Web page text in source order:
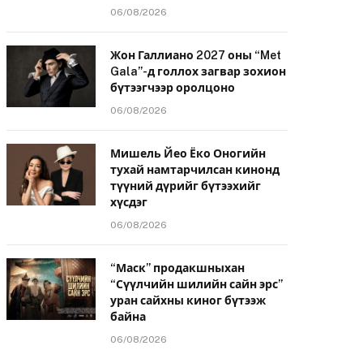
06/08/2026
Жон Галлиано 2027 оны “Met
Gala”-д голлох загвар зохион
бүтээгчээр оролцоно
06/08/2026
Мишель Йео Ёко Оногийн
тухай намтарчилсан кинонд
түүний дүрийг бүтээхийг
хүсдэг
06/08/2026
“Маск” продакшныхан
“Сүүлчийн шилийн сайн эрс”
уран сайхны киног бүтээж
байна
06/08/2026